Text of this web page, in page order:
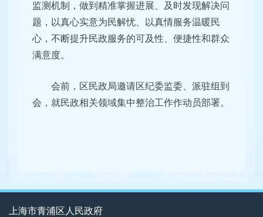
监测机制，做到精准掌握进展、及时发现解决问
题，以真心实意为民解忧、以真情服务温暖民
心，不断提升民政服务的可及性、便捷性和群众
满意度。
会前，区民政局邀请区纪委监委、派驻组到
会，就民政相关领域集中整治工作作动员部署。
上海市青浦区人民政府